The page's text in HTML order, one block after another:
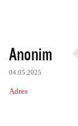
Anonim
04.05.2025
Adres